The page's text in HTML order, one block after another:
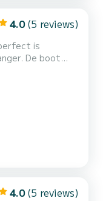
4.0 (5 reviews)
is
boot
pk, zal het uw
4.0 (5 reviews)